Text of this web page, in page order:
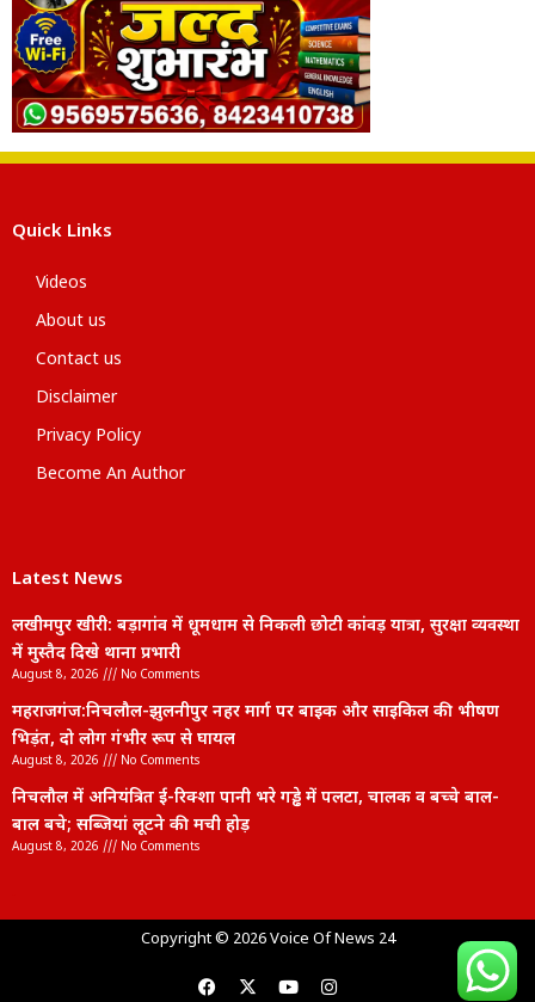
Quick Links
Videos
About us
Contact us
Disclaimer
Privacy Policy
Become An Author
Latest News
लखीमपुर खीरी: बड़ागांव में धूमधाम से निकली छोटी कांवड़ यात्रा, सुरक्षा व्यवस्था
में मुस्तैद दिखे थाना प्रभारी
August 8, 2026 No Comments
महराजगंज:निचलौल-झुलनीपुर नहर मार्ग पर बाइक और साइकिल की भीषण
भिड़ंत, दो लोग गंभीर रूप से घायल
August 8, 2026 No Comments
निचलौल में अनियंत्रित ई-रिक्शा पानी भरे गड्ढे में पलटा, चालक व बच्चे बाल-
बाल बचे; सब्जियां लूटने की मची होड़
August 8, 2026 No Comments
Copyright © 2026 Voice Of News 24